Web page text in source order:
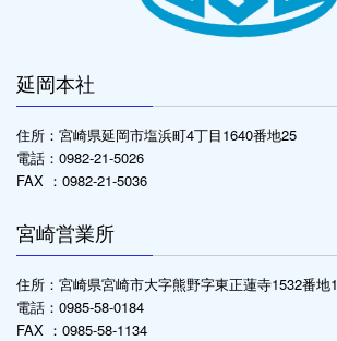
延岡本社
住所：宮崎県延岡市塩浜町4丁目1640番地25
電話：0982-21-5026
FAX ：0982-21-5036
宮崎営業所
住所：宮崎県宮崎市大字熊野字東正蓮寺1532番地1
電話：0985-58-0184
FAX ：0985-58-1134